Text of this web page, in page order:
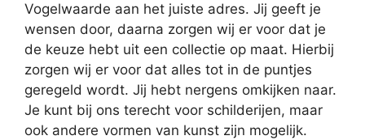
Vogelwaarde aan het juiste adres. Jij geeft je
wensen door, daarna zorgen wij er voor dat je
de keuze hebt uit een collectie op maat. Hierbij
zorgen wij er voor dat alles tot in de puntjes
geregeld wordt. Jij hebt nergens omkijken naar.
Je kunt bij ons terecht voor schilderijen, maar
ook andere vormen van kunst zijn mogelijk.